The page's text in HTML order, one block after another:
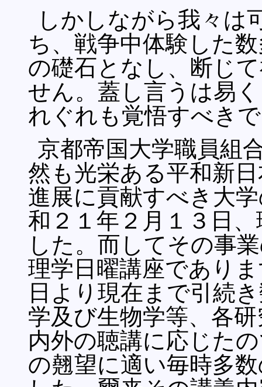
しかしながら我々は
ち、戦争中体験した
の礎石となし、断じ
せん。蓋し言うは易
れぐれも覚悟すべき
京都帝国大学職員組
然も光栄ある平和新
進展に貢献すべき大
和２１年２月１３日
した。而してその事
理学日曜講座であり
日より現在まで引続
学及び生物学等、各
内外の聴講に応じた
の翹望に適い毎時多